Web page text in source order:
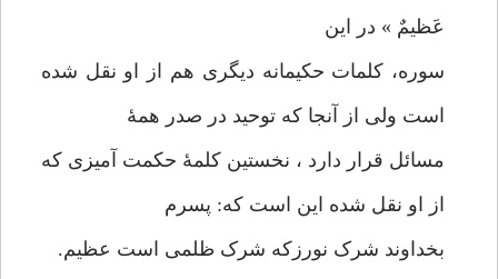
عَظیمٌ » در این
سوره، کلمات حکیمانه دیگری هم از او نقل شده
است ولی از آنجا که توحید در صدر همۀ
مسائل قرار دارد ، نخستین کلمۀ حکمت آمیزی که
از او نقل شده این است که: پسرم
بخداوند شرک نورزکه شرک ظلمی است عظیم.